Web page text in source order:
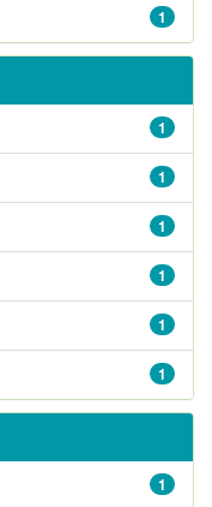
1
1
1
1
1
1
1
1